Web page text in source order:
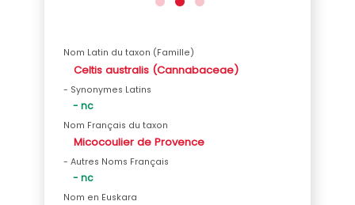
Nom Latin du taxon (Famille)
Celtis australis (Cannabaceae)
- Synonymes Latins
- nc
Nom Français du taxon
Micocoulier de Provence
- Autres Noms Français
- nc
Nom en Euskara